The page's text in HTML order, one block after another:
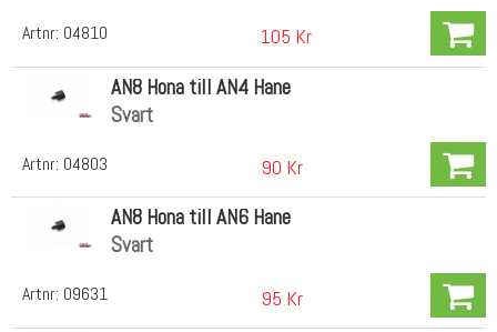
Artnr: 04810 105 Kr
Artnr: 04803
AN8 Hona till AN4 Hane
Svart
90 Kr
Artnr: 09631
AN8 Hona till AN6 Hane
Svart
95 Kr